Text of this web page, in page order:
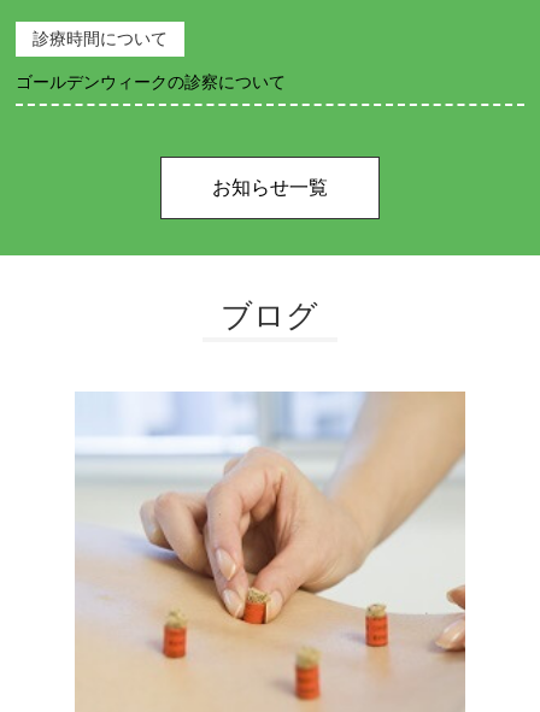
診療時間について
ゴールデンウィークの診察について
お知らせ一覧
ブログ